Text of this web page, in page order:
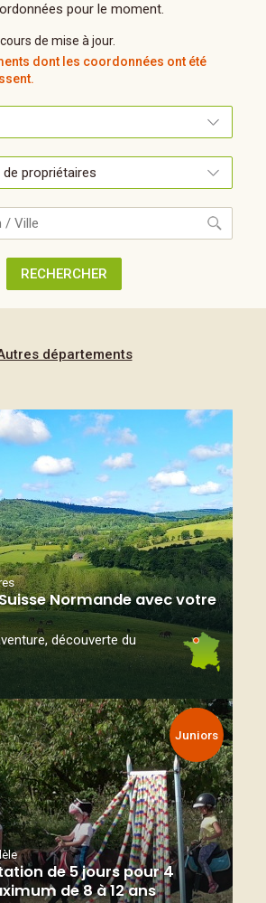
pour le moment.
de mise à jour.
dont les coordonnées ont été
RECHERCHER
départements
Normande avec votre
découverte du
Juniors
de 5 jours pour 4
de 8 à 12 ans